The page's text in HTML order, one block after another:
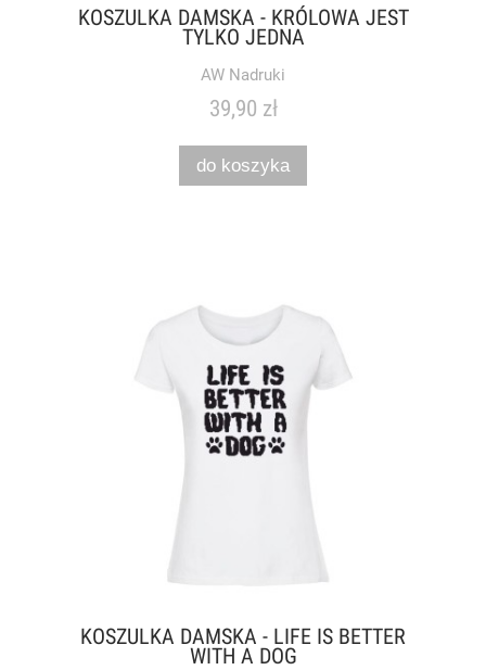
KOSZULKA DAMSKA - KRÓLOWA JEST
TYLKO JEDNA
AW Nadruki
39,90 zł
do koszyka
KOSZULKA DAMSKA - LIFE IS BETTER
WITH A DOG